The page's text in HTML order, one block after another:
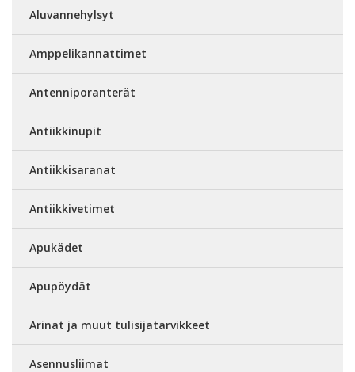
Aluvannehylsyt
Amppelikannattimet
Antenniporanterät
Antiikkinupit
Antiikkisaranat
Antiikkivetimet
Apukädet
Apupöydät
Arinat ja muut tulisijatarvikkeet
Asennusliimat